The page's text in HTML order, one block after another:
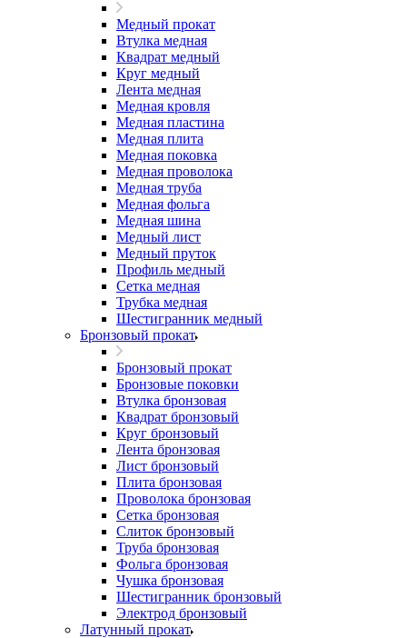
Медный прокат
Втулка медная
Квадрат медный
Круг медный
Лента медная
Медная кровля
Медная пластина
Медная плита
Медная поковка
Медная проволока
Медная труба
Медная фольга
Медная шина
Медный лист
Медный пруток
Профиль медный
Сетка медная
Трубка медная
Шестигранник медный
Бронзовый прокат
Бронзовый прокат
Бронзовые поковки
Втулка бронзовая
Квадрат бронзовый
Круг бронзовый
Лента бронзовая
Лист бронзовый
Плита бронзовая
Проволока бронзовая
Сетка бронзовая
Слиток бронзовый
Труба бронзовая
Фольга бронзовая
Чушка бронзовая
Шестигранник бронзовый
Электрод бронзовый
Латунный прокат